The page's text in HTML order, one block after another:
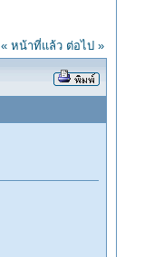
« หน้าที่แล้ว ต่อไป »